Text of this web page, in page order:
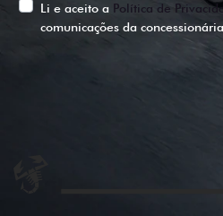
Li e aceito a Política de
comunicações da concessionária.